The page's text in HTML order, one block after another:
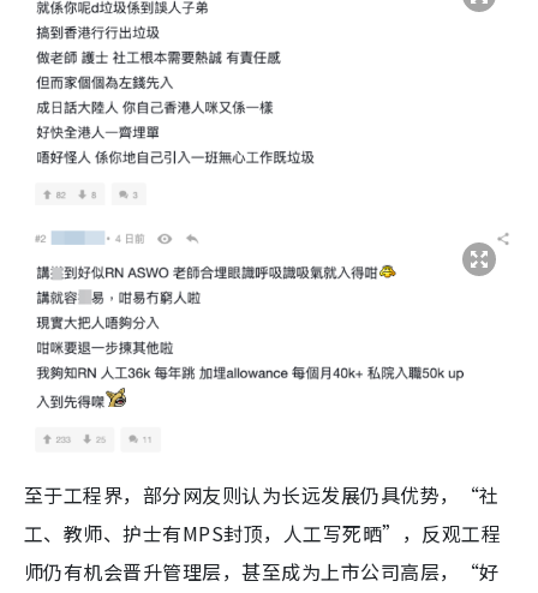
至于工程界，部分网友则认为长远发展仍具优势，“社
工、教师、护士有MPS封顶，人工写死晒”，反观工程
师仍有机会晋升管理层，甚至成为上市公司高层，“好